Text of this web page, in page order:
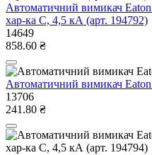
Автоматичний вимикач
хар-ка C, 4,5 кА (арт. 194792)
14649
858.60 ₴
Автоматичний вимикач
13706
241.80 ₴